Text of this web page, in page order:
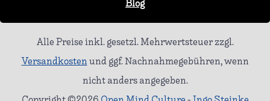
Blog
Alle Preise inkl. gesetzl. Mehrwertsteuer zzgl.
Versandkostenund ggf. Nachnahmegebühren, wenn
nicht anders angegeben.